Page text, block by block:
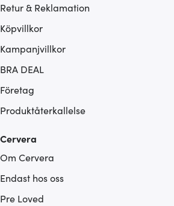
Retur & Reklamation
Köpvillkor
Kampanjvillkor
BRA DEAL
Företag
Produktåterkallelse
Cervera
Om Cervera
Endast hos oss
Pre Loved